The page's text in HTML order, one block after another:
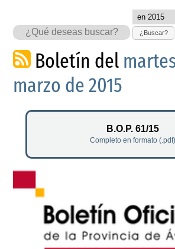
¿Buscar?
Boletín del
marzo de 2015
B.O.P. 61/15
Completo en formato (.pdf)